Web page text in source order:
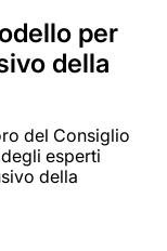
per
della
del Consiglio
esperti
della